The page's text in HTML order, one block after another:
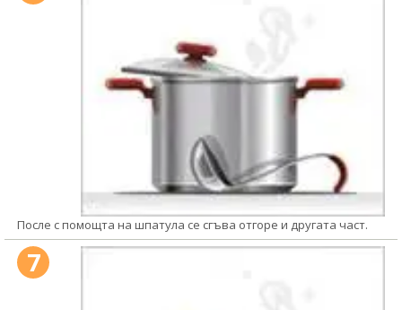
После с помощта на шпатула се сгъва отгоре и другата част.
7